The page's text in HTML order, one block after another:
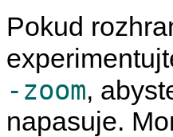
Pokud
-zoom,
napasuje.